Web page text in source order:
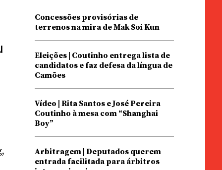
Concessões provisórias de
terrenos na mira de Mak Soi Kun
Eleições | Coutinho entrega lista de
candidatos e faz defesa da língua de
Camões
Vídeo | Rita Santos e José Pereira
Coutinho à mesa com “Shanghai
Boy”
Arbitragem | Deputados querem
entrada facilitada para árbitros